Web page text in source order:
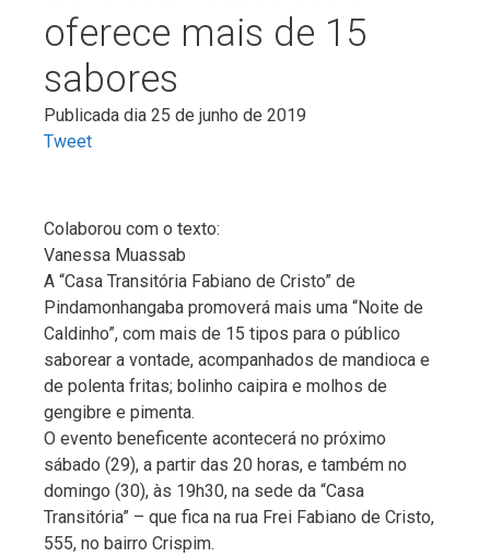
oferece mais de 15
sabores
Publicada dia 25 de junho de 2019
Tweet
Colaborou com o texto:
Vanessa Muassab
A “Casa Transitória Fabiano de Cristo” de
Pindamonhangaba promoverá mais uma “Noite de
Caldinho”, com mais de 15 tipos para o público
saborear a vontade, acompanhados de mandioca e
de polenta fritas; bolinho caipira e molhos de
gengibre e pimenta.
O evento beneficente acontecerá no próximo
sábado (29), a partir das 20 horas, e também no
domingo (30), às 19h30, na sede da “Casa
Transitória” – que fica na rua Frei Fabiano de Cristo,
555, no bairro Crispim.